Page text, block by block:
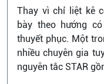
Thay vì chỉ liệt kê
bày theo hướng
thuyết phục. Một
nhiều chuyên gia
nguyên tắc STAR